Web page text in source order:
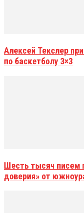
Алексей Текслер
по баскетболу 3×3
Шесть тысяч писем
доверия» от